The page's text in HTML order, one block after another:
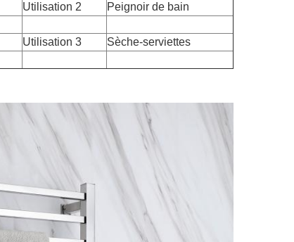
Utilisation 2 Peignoir de bain
Utilisation 3 Sèche-serviettes